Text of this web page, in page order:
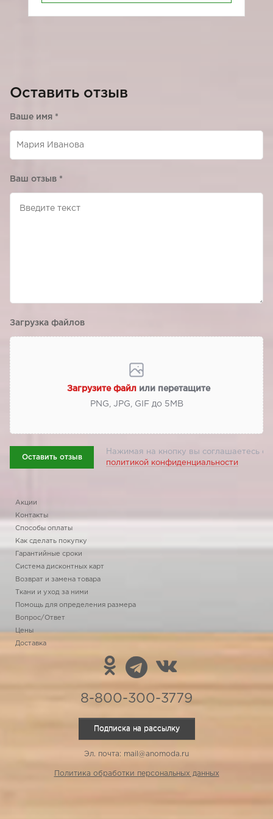
Оставить отзыв
Ваше имя *
Ваш отзыв *
Загрузка файлов
Загрузите файл или перетащите
PNG, JPG, GIF до 5МВ
Оставить отзыв
Нажимая на кнопку вы соглашаетесь с
политикой конфиденциальности
Акции
Контакты
Способы оплаты
Как сделать покупку
Гарантийные сроки
Система дисконтных карт
Возврат и замена товара
Ткани и уход за ними
Помощь для определения размера
Вопрос/Ответ
Цены
Доставка
8-800-300-3779
Подписка на рассылку
Эл. почта: mail@anomoda.ru
Политика обработки персональных данных